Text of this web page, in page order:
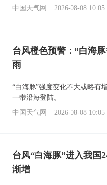
中国天气网 2026-08-08 10:05
台风橙色预警：“白海
雨
“白海豚”强度变化不大或略有
一带沿海登陆。
中国天气网
2026-08-08 10:05
台风“白海豚”进入我国
渐增